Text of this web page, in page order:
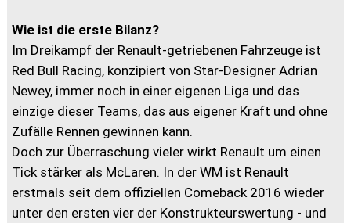
Wie ist die erste Bilanz?
Im Dreikampf der Renault-getriebenen Fahrzeuge ist
Red Bull Racing, konzipiert von Star-Designer Adrian
Newey, immer noch in einer eigenen Liga und das
einzige dieser Teams, das aus eigener Kraft und ohne
Zufälle Rennen gewinnen kann.
Doch zur Überraschung vieler wirkt Renault um einen
Tick stärker als McLaren. In der WM ist Renault
erstmals seit dem offiziellen Comeback 2016 wieder
unter den ersten vier der Konstrukteurswertung - und